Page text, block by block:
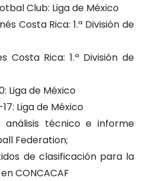
Club: Liga de México
Costa Rica: 1.ª División de
Costa Rica: 1.ª División de
Liga de México
Liga de México
análisis técnico e informe
Federation;
de clasificación para la
CONCACAF